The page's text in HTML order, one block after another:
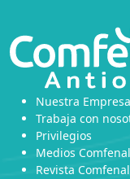
Nuestra Empresa
Trabaja con
Privilegios
Medios
Revista